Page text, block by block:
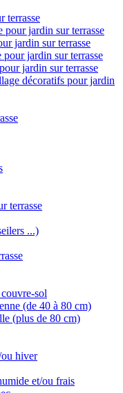
terrasse
pour jardin sur terrasse
jardin sur terrasse
jardin sur terrasse
jardin sur terrasse
décoratifs pour jardin
terrasse
...)
sol
(de 40 à 80 cm)
(plus de 80 cm)
ou hiver
et/ou frais